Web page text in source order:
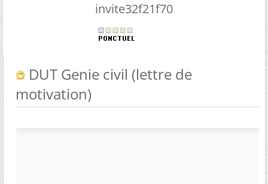
invite32f21f70
DUT Genie civil (lettre de
motivation)